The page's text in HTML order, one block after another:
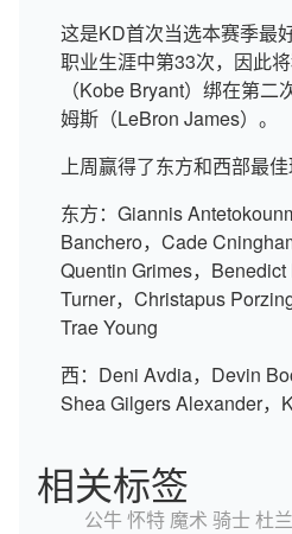
这是KD首次当选本赛季最
职业生涯中第33次，因此
（Kobe Bryant）绑在第二
姆斯（LeBron James）。
上周赢得了东方和西部最
东方：Giannis
Banchero，Cade
Quentin Grimes，
Turner，Christapus
Trae Young
西：Deni Avdia，Devin
Shea Gilgers Alexander，
相关标签
公牛 怀特 魔术 骑士 杜